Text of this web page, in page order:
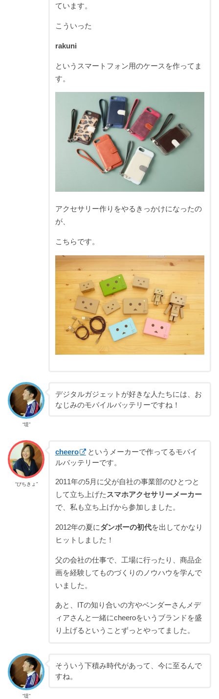
ています。
こういった
rakuni
というスマートフォン用のケースを作ってま
す。
アクセサリー作りをやるきっかけになったの
が、
こちらです。
“堤”
デジタルガジェットが好きな人たちには、お
なじみのモバイルバッテリーですね！
“ぴちきょ”
cheero
というメーカーで作ってるモバイ
ルバッテリーです。
2011年の5月に父が自社の事業部のひとつと
して立ち上げた スマホアクセサリーメーカー
で、私も立ち上げから参加しました。
2012年の夏にダンボーの初代を出してかなり
ヒットしました！
父の会社の仕事で、工場に行ったり、商品企
画を経験してものづくりのノウハウを学んで
いました。
あと、ITの知り合いの方やベンダーさんメデ
ィアさんと一緒にcheeroをいうブランドを盛
り上げるということずっとやってました。
“堤”
そういう下積み時代があって、今に至るんで
すね。